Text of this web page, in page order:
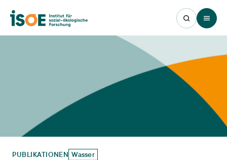
Open
PUBLIKATIONEN Wasser